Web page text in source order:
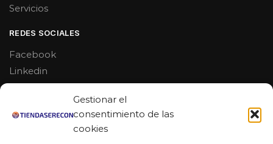
Gestionar el
consentimiento de las
cookies
Servicios
REDES SOCIALES
Facebook
Linkedin
Youtube
MAS DE 50 RESEÑAS